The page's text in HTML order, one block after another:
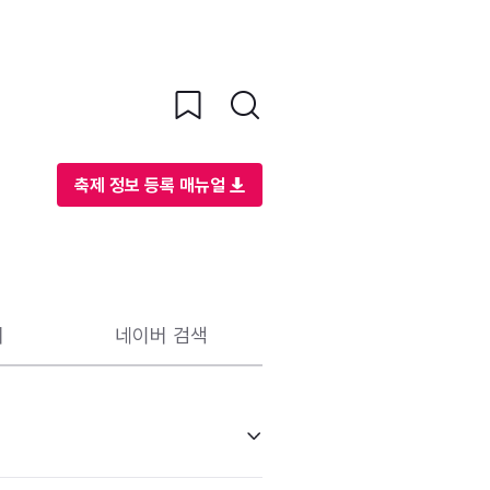
축제 정보 등록 매뉴얼
네이버 검색